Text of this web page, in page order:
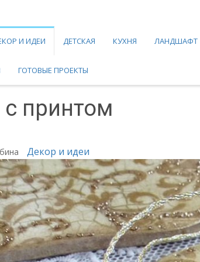
И ИДЕИ ДЕТСКАЯ КУХНЯ ЛАНДШАФТ
ГОТОВЫЕ ПРОЕКТЫ
принтом
Декор и идеи